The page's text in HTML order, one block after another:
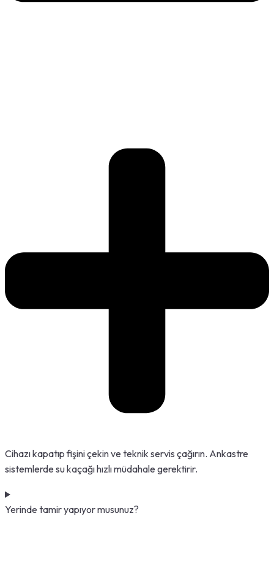
Cihazı kapatıp fişini çekin ve teknik servis çağırın. Ankastre
sistemlerde su kaçağı hızlı müdahale gerektirir.
Yerinde tamir yapıyor musunuz?